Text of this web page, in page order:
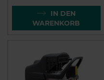
IN DEN
WARENKORB